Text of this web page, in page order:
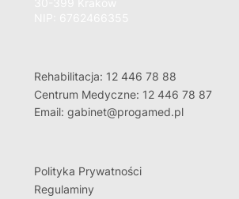
Rehabilitacja: 12 446 78 88
Centrum Medyczne: 12 446 78 87
Email: gabinet@progamed.pl
Polityka Prywatności
Regulaminy